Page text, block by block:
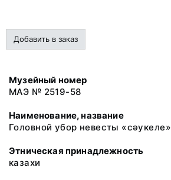
Добавить в заказ
Музейный номер
МАЭ № 2519-58
Наименование, название
Головной убор невесты «сǝукеле»
Этническая принадлежность
казахи